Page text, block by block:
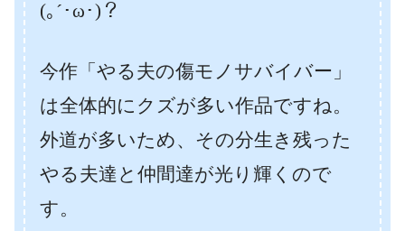
(｡´･ω･)？
今作「やる夫の傷モノサバイバー」
は全体的にクズが多い作品ですね。
外道が多いため、その分生き残った
やる夫達と仲間達が光り輝くので
す。